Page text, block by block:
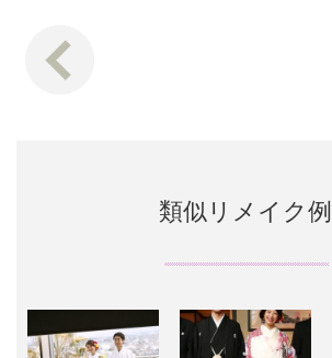
類似リメイク例